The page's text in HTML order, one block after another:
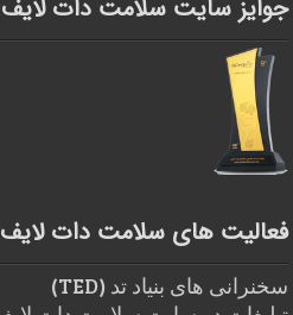
جوایز سایت سلامت دات لایف
فعالیت های سلامت دات لایف
سخنرانی های بنیاد تد (TED)